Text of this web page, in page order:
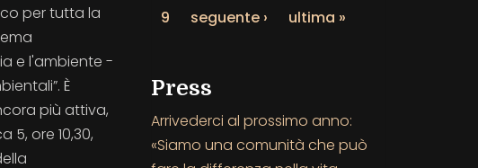
per tutta la
e l'ambiente -
È
più attiva,
5, ore 10,30,
9
seguente › ultima »
Press
Arrivederci al prossimo anno:
«Siamo una comunità che può